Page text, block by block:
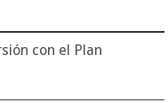
con el Plan